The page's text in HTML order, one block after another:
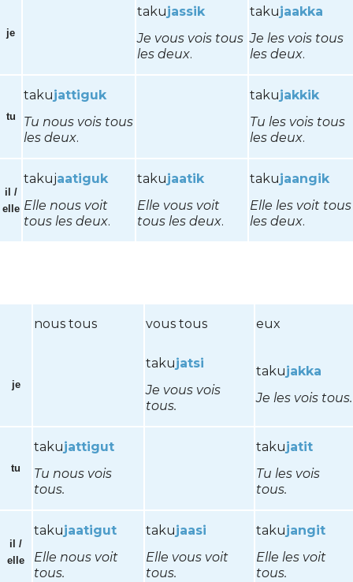
je
takujassik
Je vous vois tous
les deux.
takujaakka
Je les vois tous
les deux.
tu
takujattiguk
Tu nous vois tous
les deux.
takujakkik
Tu les vois tous
les deux.
il /
elle
takujaatiguk
Elle nous voit
tous les deux.
takujaatik
Elle vous voit
tous les deux.
takujaangik
Elle les voit tous
les deux.
nous tous vous tous eux
je
takujatsi
Je vous vois
tous.
takujakka
Je les vois tous.
tu
takujattigut
Tu nous vois
tous.
takujatit
Tu les vois
tous.
il /
elle
takujaatigut
Elle nous voit
tous.
takujaasi
Elle vous voit
tous.
takujangit
Elle les voit
tous.